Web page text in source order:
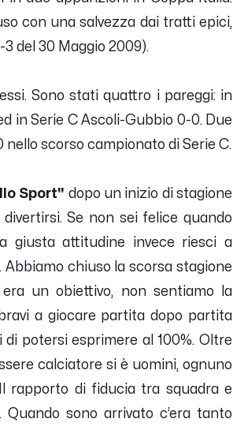
con una salvezza dai tratti epici,
del 30 Maggio 2009).
Sono stati quattro i pareggi: in
in Serie C Ascoli-Gubbio 0-0. Due
scorso campionato di Serie C.
Sport" dopo un inizio di stagione
Se non sei felice quando
giusta attitudine invece riesci a
chiuso la scorsa stagione
un obiettivo, non sentiamo la
a giocare partita dopo partita
potersi esprimere al 100%. Oltre
calciatore si è uomini, ognuno
rapporto di fiducia tra squadra e
sono arrivato c’era tanto